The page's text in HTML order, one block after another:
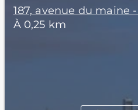
187, avenue du maine
À 0,25 km